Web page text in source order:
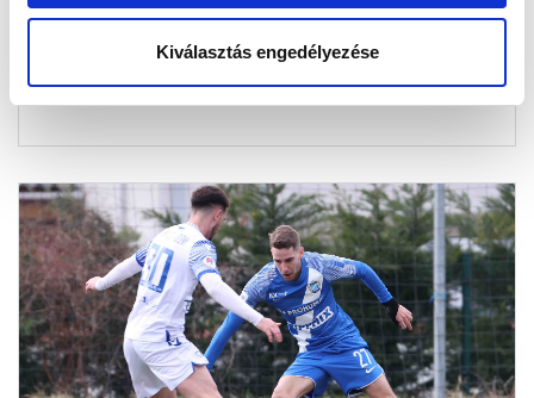
Kiválasztás engedélyezése
Csapatkapitányunkkal, Németh Krisztiánnal
beszélgettünk a közelgő DVTK elleni bajnoki
mérkőzésről, aki beszélt a mérkőzé...